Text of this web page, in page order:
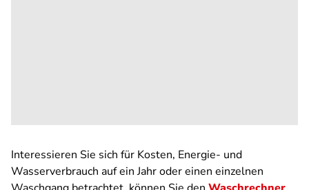
Interessieren Sie sich für Kosten, Energie- und
Wasserverbrauch auf ein Jahr oder einen einzelnen